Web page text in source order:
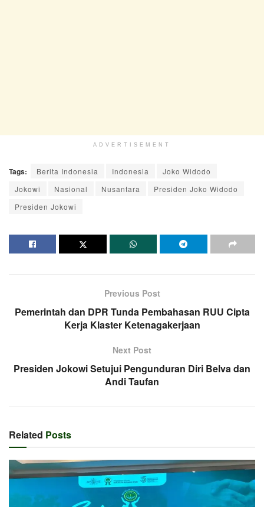
ADVERTISEMENT
Tags: Berita Indonesia Indonesia
Joko Widodo
Jokowi
Nasional Nusantara
Presiden Joko Widodo
Presiden Jokowi
Previous Post
Pemerintah dan DPR Tunda Pembahasan RUU Cipta
Kerja Klaster Ketenagakerjaan
Next Post
Presiden Jokowi Setujui Pengunduran Diri Belva dan
Andi Taufan
Related Posts